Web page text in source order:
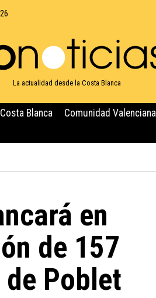
La actualidad desde la Costa Blanca
Costa Blanca Comunidad Valenciana
en
de 157
Poblet